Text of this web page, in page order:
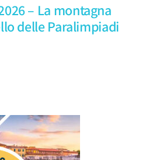
– La montagna
delle Paralimpiadi